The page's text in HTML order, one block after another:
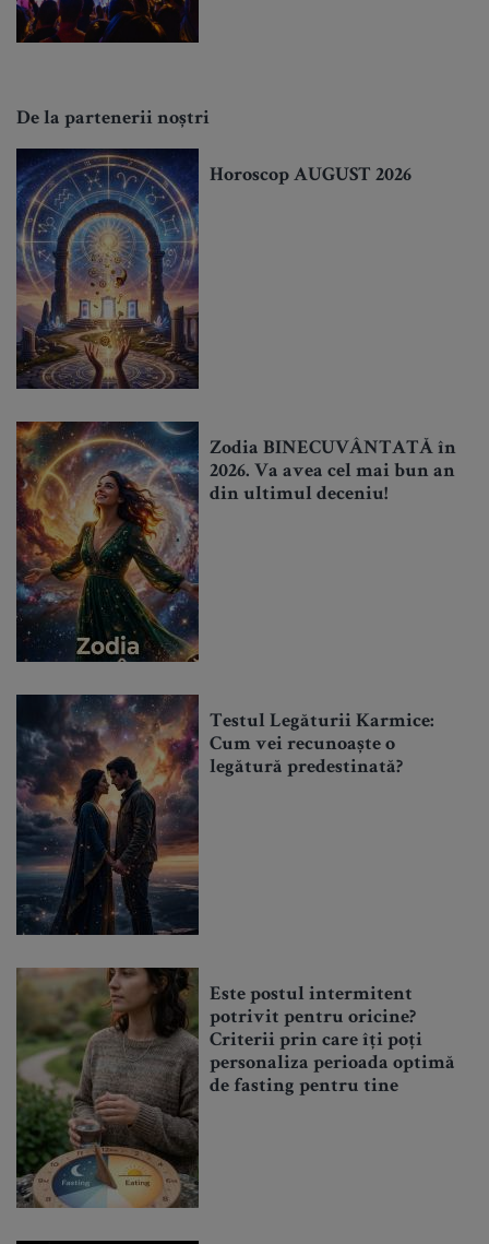
De la partenerii noștri
Horoscop AUGUST 2026
Zodia BINECUVÂNTATĂ în
2026. Va avea cel mai bun an
din ultimul deceniu!
Testul Legăturii Karmice:
Cum vei recunoaște o
legătură predestinată?
Este postul intermitent
potrivit pentru oricine?
Criterii prin care îți poți
personaliza perioada optimă
de fasting pentru tine